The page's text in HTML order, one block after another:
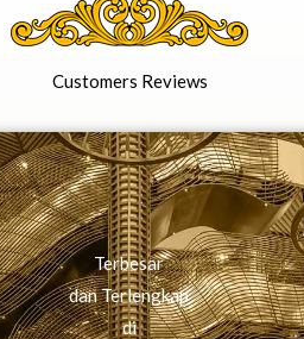
Customers Reviews
Terbesar
dan Terlengkap
di